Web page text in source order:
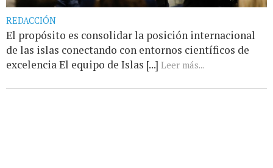
REDACCIÓN
El propósito es consolidar la posición internacional
de las islas conectando con entornos científicos de
excelencia El equipo de Islas [...] Leer más...